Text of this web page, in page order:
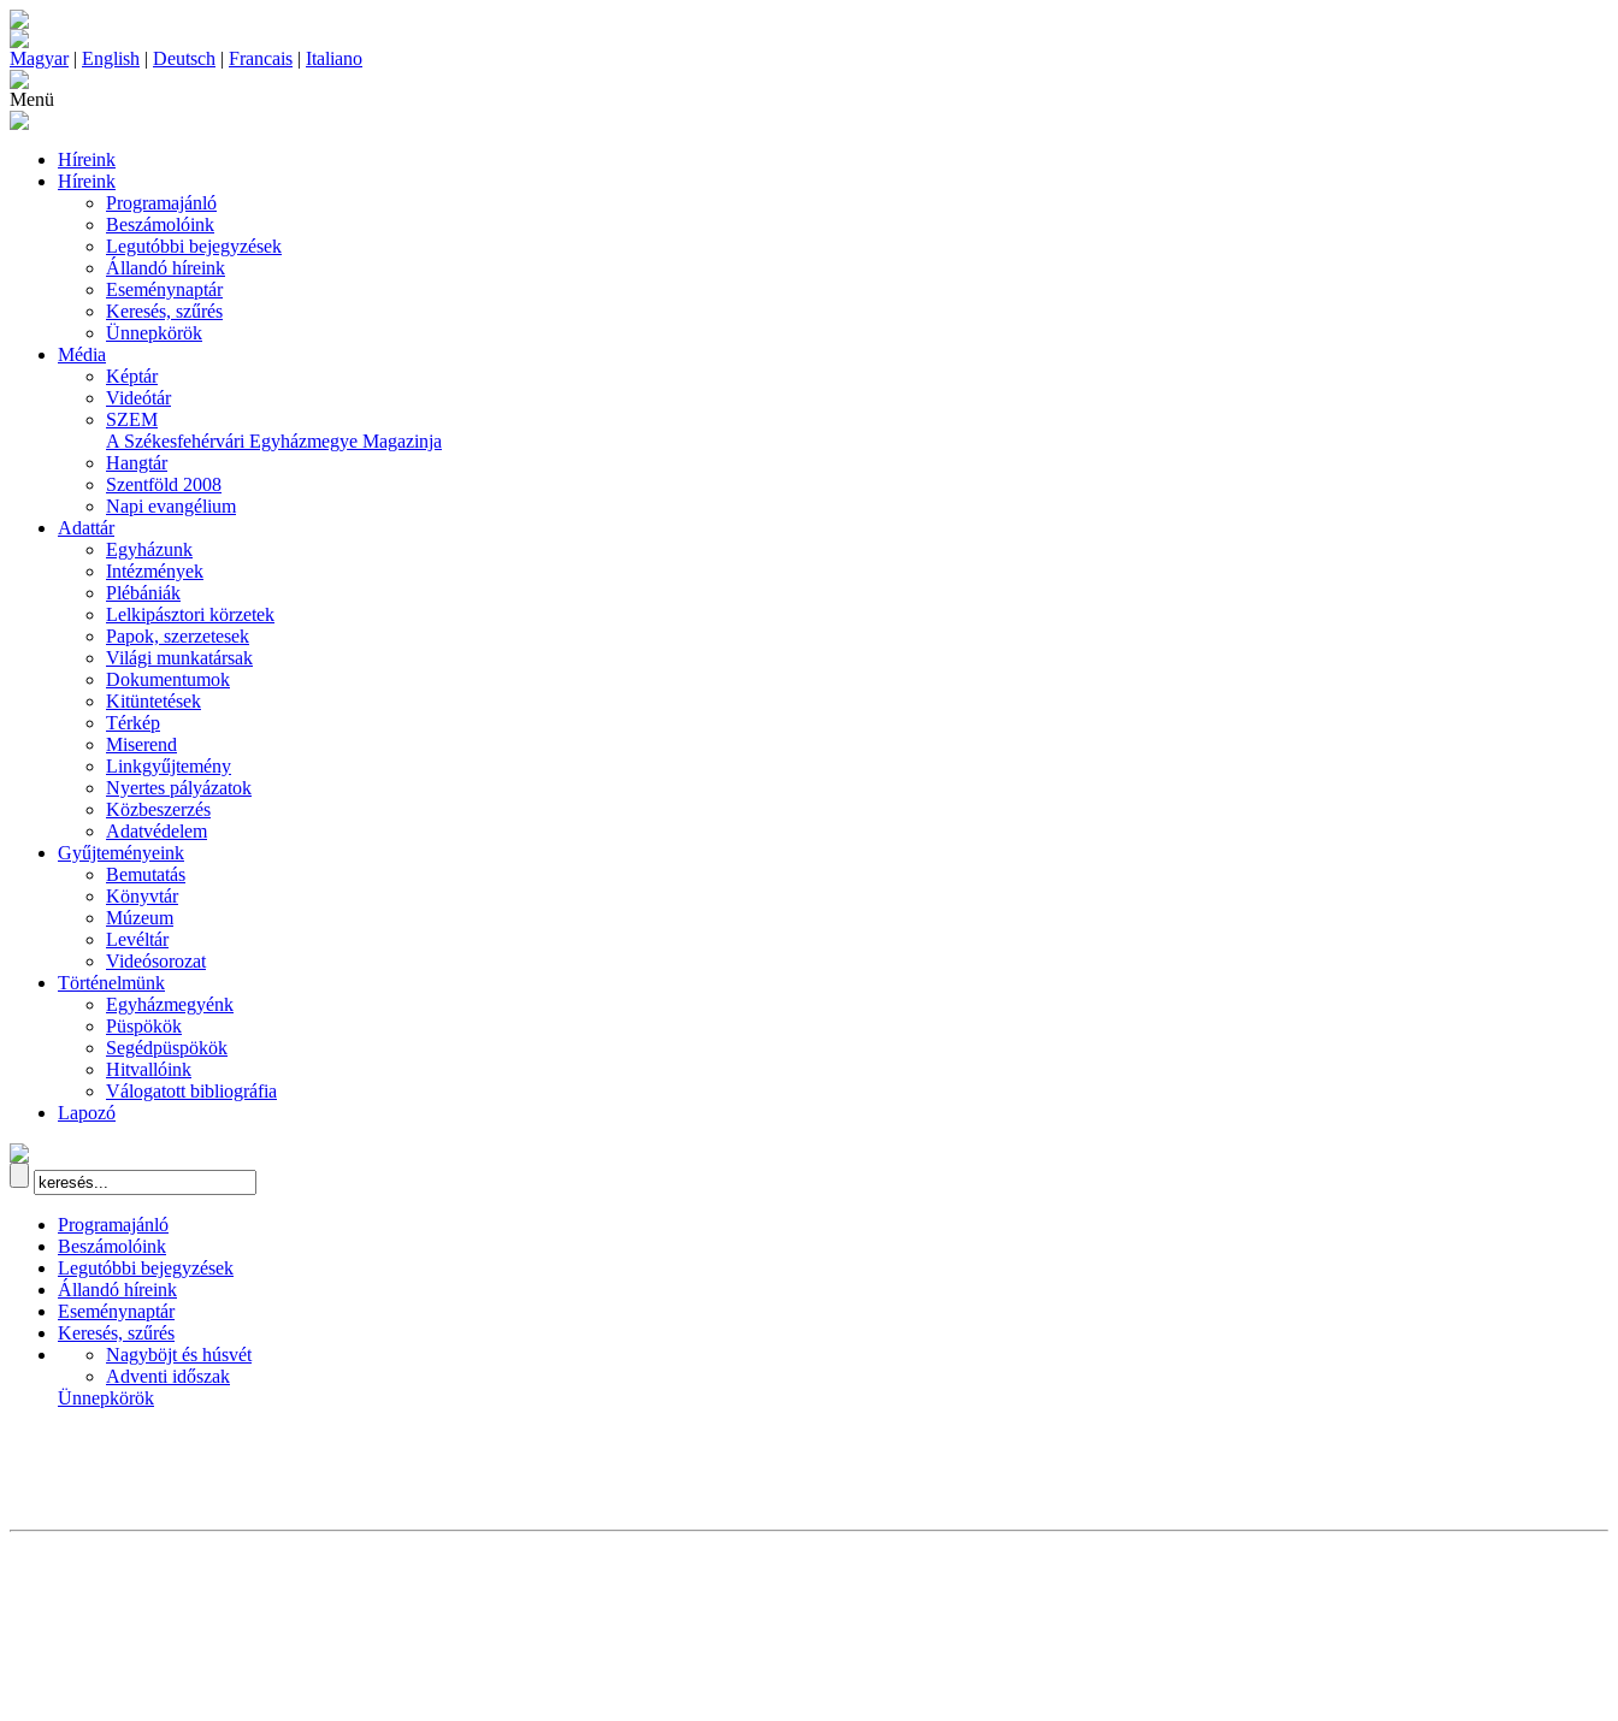
Magyar| English | Deutsch | Francais | Italiano
Menü
Híreink
Híreink
Programajánló
Beszámolóink
Legutóbbi bejegyzések
Állandó híreink
Eseménynaptár
Keresés, szűrés
Ünnepkörök
Média
Képtár
Videótár
SZEM
A Székesfehérvári Egyházmegye Magazinja
Hangtár
Szentföld 2008
Napi evangélium
Adattár
Egyházunk
Intézmények
Plébániák
Lelkipásztori körzetek
Papok, szerzetesek
Világi munkatársak
Dokumentumok
Kitüntetések
Térkép
Miserend
Linkgyűjtemény
Nyertes pályázatok
Közbeszerzés
Adatvédelem
Gyűjteményeink
Bemutatás
Könyvtár
Múzeum
Levéltár
Videósorozat
Történelmünk
Egyházmegyénk
Püspökök
Segédpüspökök
Hitvallóink
Válogatott bibliográfia
Lapozó
Programajánló
Beszámolóink
Legutóbbi bejegyzések
Állandó híreink
Eseménynaptár
Keresés, szűrés
Nagyböjt és húsvét
Adventi időszak
Ünnepkörök